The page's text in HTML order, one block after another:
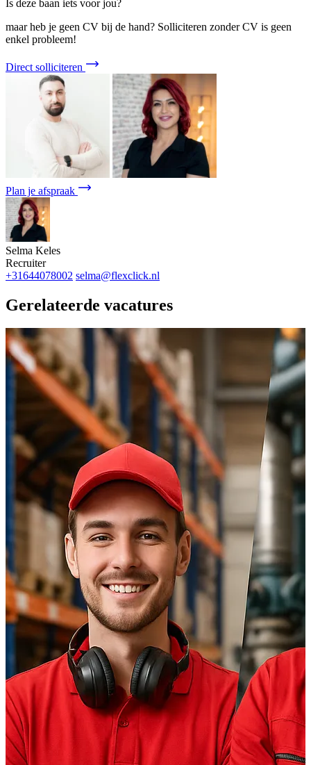
Is deze baan iets voor jou?
maar heb je geen CV bij de hand? Solliciteren zonder CV is geen
enkel probleem!
Direct solliciteren
Plan je afspraak
Selma Keles
Recruiter
+31644078002 selma@flexclick.nl
Gerelateerde vacatures